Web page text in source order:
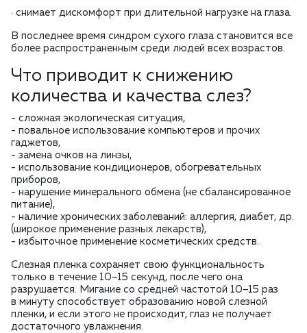
· снимает дискомфорт при длительной нагрузке на глаза.
В последнее время синдром сухого глаза становится все
более распространенным среди людей всех возрастов.
Что приводит к снижению
количества и качества слез?
- сложная экологическая ситуация,
- повальное использование компьютеров и прочих
гаджетов,
- замена очков на линзы,
- использование кондиционеров, обогревательных
приборов,
- нарушение минерального обмена (не сбалансированное
питание),
- наличие хронических заболеваний: аллергия, диабет, др.
(широкое применение разных лекарств),
- избыточное применение косметических средств.
Слезная пленка сохраняет свою функциональность
только в течение 10–15 секунд, после чего она
разрушается. Мигание со средней частотой 10–15 раз
в минуту способствует образованию новой слезной
пленки, и если этого не происходит, глаз не получает
достаточного увлажнения.